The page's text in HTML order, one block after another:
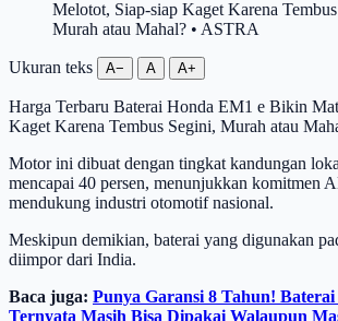
Melotot, Siap-siap Kaget Karena
Murah atau Mahal? • ASTRA
Ukuran teks A− A A+
Harga Terbaru Baterai Honda EM1 e Bikin
Kaget Karena Tembus Segini, Murah atau
Motor ini dibuat dengan tingkat kandungan
mencapai 40 persen, menunjukkan komitmen
mendukung industri otomotif nasional.
Meskipun demikian, baterai yang digunakan
diimpor dari India.
Baca juga: Punya Garansi 8 Tahun!
Ternyata Masih Bisa Dipakai Walaupun